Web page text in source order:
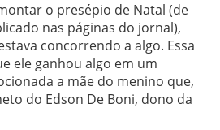
o presépio de Natal (de
nas páginas do jornal),
concorrendo a algo. Essa
ele ganhou algo em um
a mãe do menino que,
do Edson De Boni, dono da